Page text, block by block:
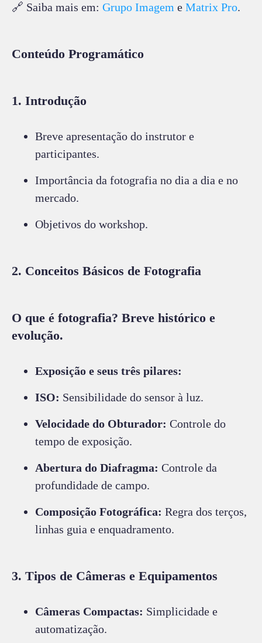
🔗 Saiba mais em: Grupo Imagem e Matrix Pro.
Conteúdo Programático
1. Introdução
Breve apresentação do instrutor e
participantes.
Importância da fotografia no dia a dia e no
mercado.
Objetivos do workshop.
2. Conceitos Básicos de Fotografia
O que é fotografia? Breve histórico e
evolução.
Exposição e seus três pilares:
ISO: Sensibilidade do sensor à luz.
Velocidade do Obturador: Controle do
tempo de exposição.
Abertura do Diafragma: Controle da
profundidade de campo.
Composição Fotográfica: Regra dos terços,
linhas guia e enquadramento.
3. Tipos de Câmeras e Equipamentos
Câmeras Compactas: Simplicidade e
automatização.